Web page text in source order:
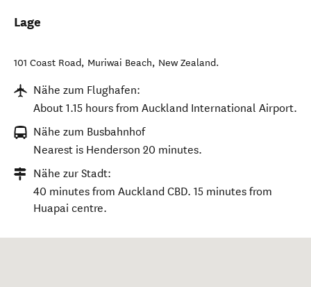
Lage
101 Coast Road, Muriwai Beach, New Zealand.
Nähe zum Flughafen:
About 1.15 hours from Auckland International Airport.
Nähe zum Busbahnhof
Nearest is Henderson 20 minutes.
Nähe zur Stadt:
40 minutes from Auckland CBD. 15 minutes from
Huapai centre.